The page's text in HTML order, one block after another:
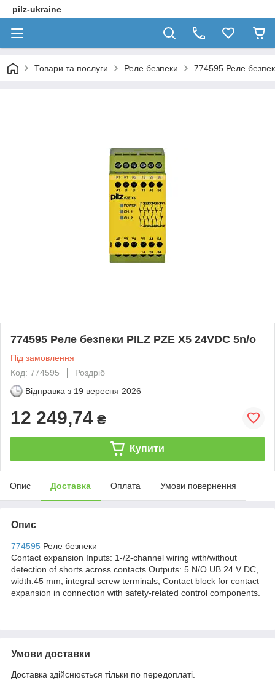
pilz-ukraine
Товари та послуги Реле безпеки 774595 Реле
774595 Реле безпеки PILZ PZE X5 24VDC 5n/o
Під замовлення
Код: 774595
Роздріб
Відправка з 19 вересня 2026
12 249,74 ₴
Купити
Опис Доставка Оплата Умови повернення
Опис
774595 Реле безпеки
Contact expansion Inputs: 1-/2-channel wiring with/without
detection of shorts across contacts Outputs: 5 N/O UB 24 V DC,
width:45 mm, integral screw terminals, Contact block for contact
expansion in connection with safety-related control components.
Умови доставки
Доставка здійснюється тільки по передоплаті.